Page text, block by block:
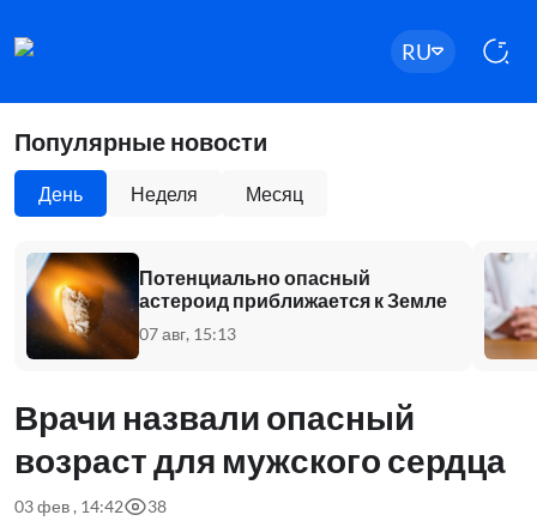
RU
Популярные новости
День Неделя Месяц
Потенциально опасный
астероид приближается к Земле
07 авг, 15:13
Врачи назвали опасный
возраст для мужского сердца
03 фев , 14:42 38